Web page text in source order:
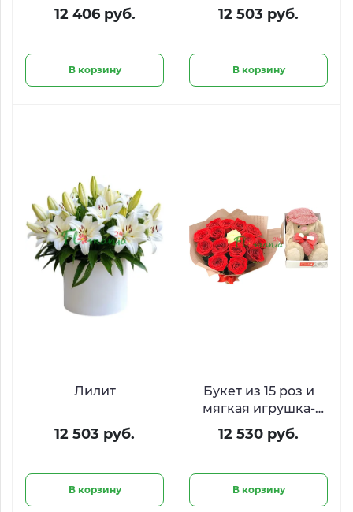
альстро «Веселое
настроение»
12 406 руб.
В корзину
киндер бокс и три
шарика-сердечка
12 503 руб.
В корзину
Лилит
12 503 руб.
В корзину
Букет из 15 роз и
мягкая игрушка-
зайка
12 530 руб.
В корзину